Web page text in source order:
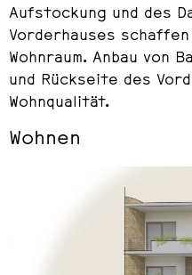
Aufstockung und des
Vorderhauses
Wohnraum. Anbau von
und Rückseite des
Wohnqualität.
Wohnen